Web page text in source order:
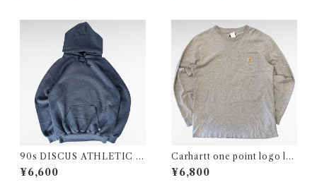
90s DISCUS ATHLETIC pl
ain sweat parka
¥6,600
Carhartt one point logo lo
ng sleeve pocket t-shirt
¥6,800